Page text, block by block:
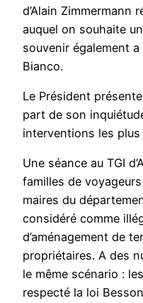
d’Alain Zimmermann
auquel on souhaite
souvenir également
Bianco.
Le Président
part de son
interventions les
Une séance au TGI
familles de
maires du
considéré comme
d’aménagement de
propriétaires. A des
le même scénario :
respecté la loi